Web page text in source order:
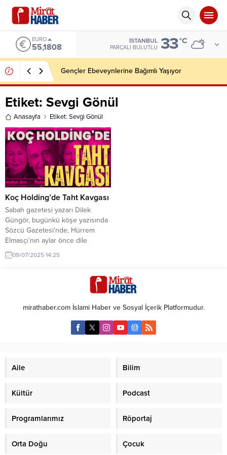
EURO
55,1808
İSTANBUL
PARÇALI BULUTLU 33°C
Gençler Ebeveynlerine Bağımlı Yaşıyor
Etiket: Sevgi Gönül
Anasayfa Etiket: Sevgi Gönül
Koç Holding’de Taht Kavgası
Sabah gazetesi yazarı Dilek
Güngör, bugünkü köşe yazısında
Sözcü Gazetesi’nde, Hürrem
Elmasçı’nın aylar önce dile
getirdiği Koç Holding’deki taht
kavgası iddialarını doğruladı.
çocuğundan: Rahmi Koç, Semahat
Sevim Arsel, Suna Kıraç ve Sevgi
Gönül’ün mirasçıları üzerinden
Holding’deki hissedarlık yapısının
değişme ihtimaline dikkat çekti.
09/07/2025 14:25
mirathaber.com İslami Haber ve Sosyal İçerik Platformudur.
Aile Bilim
Kültür Podcast
Programlarımız Röportaj
Orta Doğu Çocuk